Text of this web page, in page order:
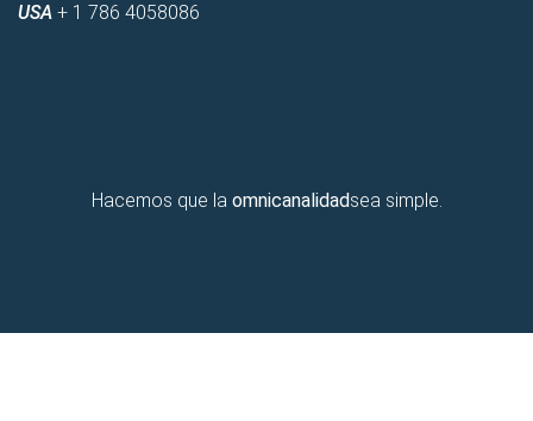
USA + 1 786 4058086
Hacemos que la omnicanalidadsea simple.